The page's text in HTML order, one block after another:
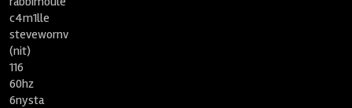
c4m1lle
stevewornv
(nit)
116
60hz
6nysta